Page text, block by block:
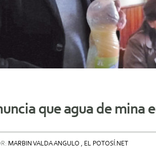
que agua de mina
MARBIN VALDA ANGULO , EL POTOSÍ.NET